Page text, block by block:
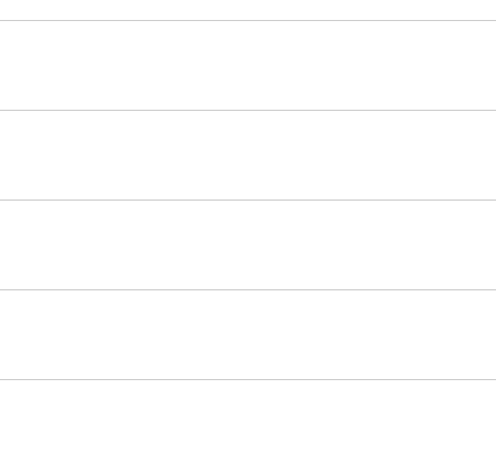
às 20h e sábado, das 08h às
feira, das 08h às 20h.
o Suporte Getnet para sua maquinha e soluções digitais.
feira, das 08h às 20h.
de:
cancelamentos, ligue no 0800 762 7777. Atendimento
para Atendimento em Libras)de segunda a sexta-feira,
para sua reclamação, contate a Ouvidoria, mas caso